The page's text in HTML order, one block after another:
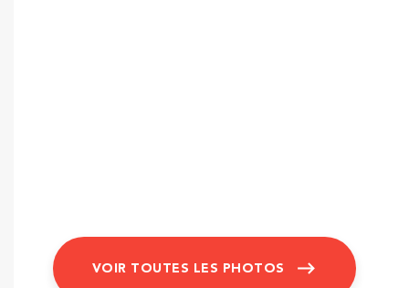
VOIR TOUTES LES PHOTOS